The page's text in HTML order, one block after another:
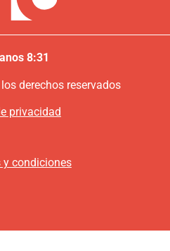
8:31
derechos reservados
privacidad
y condiciones